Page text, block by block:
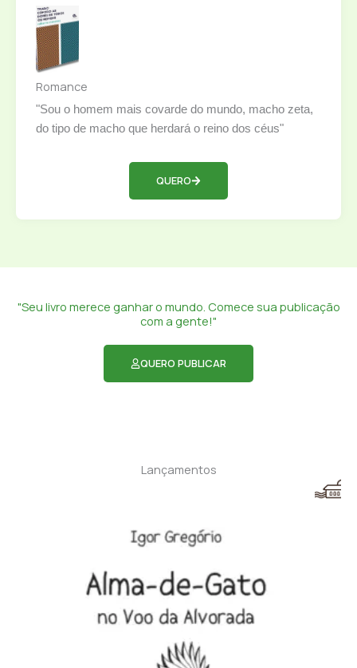
Romance
"Sou o homem mais covarde do mundo, macho zeta,
do tipo de macho que herdará o reino dos céus"
QUERO
"Seu livro merece ganhar o mundo. Comece sua publicação
com a gente!"
QUERO PUBLICAR
Lançamentos